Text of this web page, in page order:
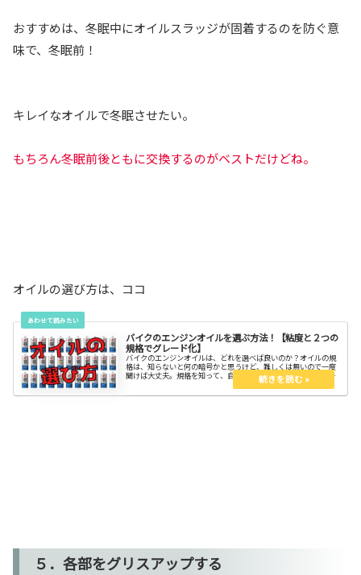
おすすめは、冬眠中にオイルスラッジが固着するのを防ぐ意
味で、冬眠前！
キレイなオイルで冬眠させたい。
もちろん冬眠前後ともに交換するのがベストだけどね。
オイルの選び方は、ココ
バイクのエンジンオイルを選ぶ方法！【粘度と２つの
規格でグレード化】
バイクのエンジンオイルは、どれを選べば良いのか？オイルの規
格は、知らないと何の暗号かと思うけど、難しくは無いので一度
聞けば大丈夫。規格を知って、自分のバイクに合ったオイルを選
べるようになろう。まずはマニュアル記載のオイル、自分流にア
５．各部をグリスアップする